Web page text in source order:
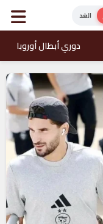
الغد
دوري أبطال أوروبا